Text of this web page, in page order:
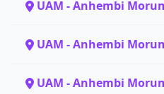
UAM - Anhembi
UAM - Anhembi
UAM - Anhembi